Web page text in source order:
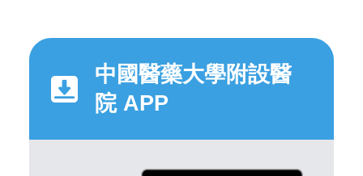
中國醫藥大學附設醫
院 APP